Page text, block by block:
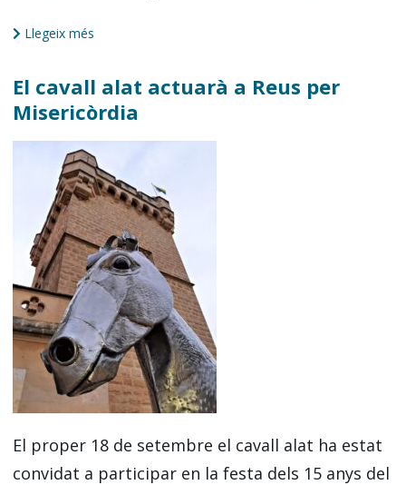
Llegeix més
El cavall alat actuarà a Reus per
Misericòrdia
El proper 18 de setembre el cavall alat ha estat
convidat a participar en la festa dels 15 anys del